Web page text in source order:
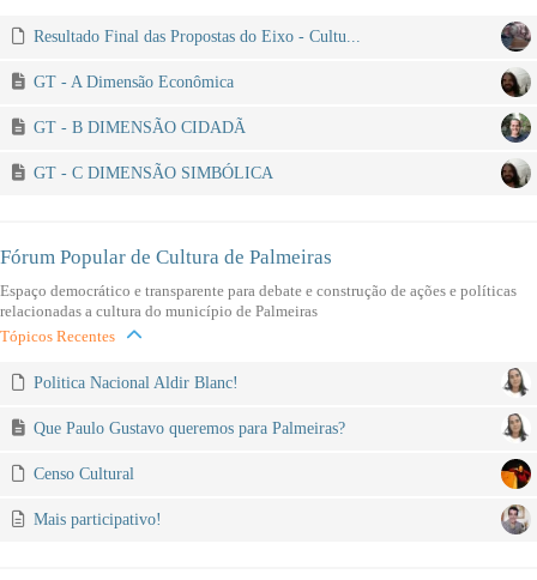
Resultado Final das Propostas do Eixo - Cultu...
GT - A Dimensão Econômica
GT - B DIMENSÃO CIDADÃ
GT - C DIMENSÃO SIMBÓLICA
Fórum Popular de Cultura de Palmeiras
Espaço democrático e transparente para debate e construção de ações e políticas
relacionadas a cultura do município de Palmeiras
Tópicos Recentes
Politica Nacional Aldir Blanc!
Que Paulo Gustavo queremos para Palmeiras?
Censo Cultural
Mais participativo!